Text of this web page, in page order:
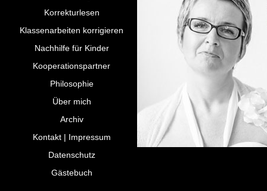
Korrekturlesen
Klassenarbeiten korrigieren
Nachhilfe für Kinder
Kooperationspartner
Philosophie
Über mich
Archiv
Kontakt | Impressum
Datenschutz
Gästebuch